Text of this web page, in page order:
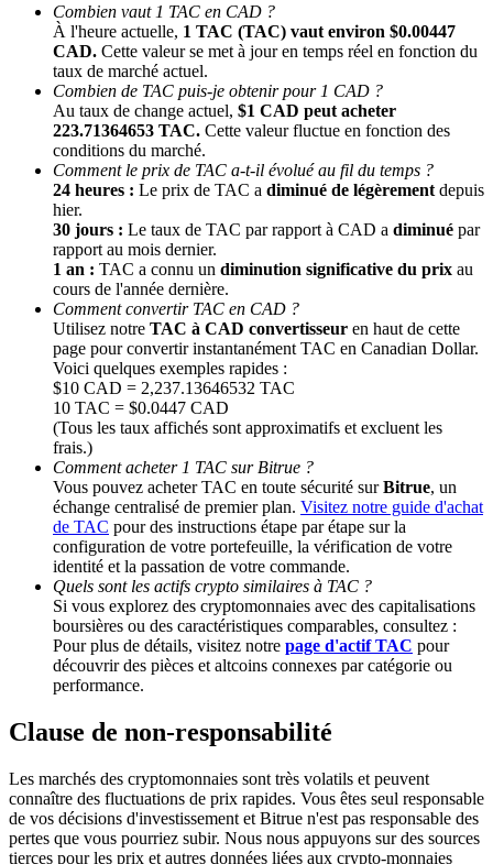
Parrainage
Invitez un ami pour recevoir des récompenses en espèces
Deposit CASHCAT & Win
Deposit CASHCAT & Win
Share 500000 CASHCAT prize pool
Exclusive for BitMart Users
Register & Trade to Win 500,000 USDT
Precious Metals Trading Carnival
Trade Gold & Silver · 33,333 USDT Bonus
Combien vaut 1 TAC en CAD ?
À l'heure actuelle, 1 TAC (TAC) vaut environ $0.00447
CAD. Cette valeur se met à jour en temps réel en fonction du
taux de marché actuel.
Combien de TAC puis-je obtenir pour 1 CAD ?
Au taux de change actuel, $1 CAD peut acheter
223.71364653 TAC. Cette valeur fluctue en fonction des
conditions du marché.
Comment le prix de TAC a-t-il évolué au fil du temps ?
24 heures : Le prix de TAC a diminué de légèrement depuis
hier.
30 jours : Le taux de TAC par rapport à CAD a diminué par
rapport au mois dernier.
1 an : TAC a connu un diminution significative du prix au
cours de l'année dernière.
Comment convertir TAC en CAD ?
Utilisez notre TAC à CAD convertisseur en haut de cette
page pour convertir instantanément TAC en Canadian Dollar.
Voici quelques exemples rapides :
$10 CAD = 2,237.13646532 TAC
10 TAC = $0.0447 CAD
(Tous les taux affichés sont approximatifs et excluent les
frais.)
Comment acheter 1 TAC sur Bitrue ?
Vous pouvez acheter TAC en toute sécurité surBitrue, un
échange centralisé de premier plan. Visitez notre guide d'achat
de TAC pour des instructions étape par étape sur la
configuration de votre portefeuille, la vérification de votre
identité et la passation de votre commande.
Quels sont les actifs crypto similaires à TAC ?
Si vous explorez des cryptomonnaies avec des capitalisations
boursières ou des caractéristiques comparables, consultez :
Pour plus de détails, visitez notre page d'actif TAC pour
découvrir des pièces et altcoins connexes par catégorie ou
performance.
Clause de non-responsabilité
Les marchés des cryptomonnaies sont très volatils et peuvent
connaître des fluctuations de prix rapides. Vous êtes seul responsable
de vos décisions d'investissement et Bitrue n'est pas responsable des
pertes que vous pourriez subir. Nous nous appuyons sur des sources
tierces pour les prix et autres données liées aux crypto-monnaies